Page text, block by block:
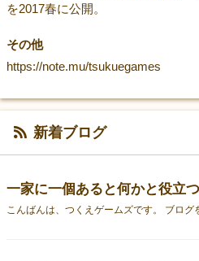
を2017春に公開。
その他
https://note.mu/tsukuegames
新着ブログ